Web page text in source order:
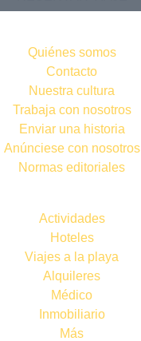
Quiénes somos
Contacto
Nuestra cultura
Trabaja con nosotros
Enviar una historia
Anúnciese con nosotros
Normas editoriales
Actividades
Hoteles
Viajes a la playa
Alquileres
Médico
Inmobiliario
Más